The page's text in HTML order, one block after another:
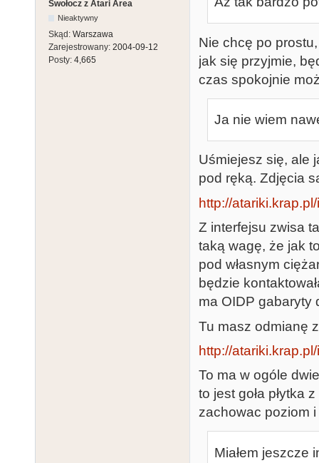
Swołocz z Atari Area
Nieaktywny
Skąd: Warszawa
Zarejestrowany: 2004-09-12
Posty: 4,665
Nie chcę po
jak się przyjmie,
czas spokojnie
Ja nie wiem
Uśmiejesz się, ale
pod ręką. Zdjęcia
http://
Z interfejsu zwisa
taką wagę, że jak
pod własnym
będzie
ma OIDP gabaryty
Tu masz odmianę
http://
To ma w ogóle
to jest goła płytka
zachowac poziom
Miałem jeszcze